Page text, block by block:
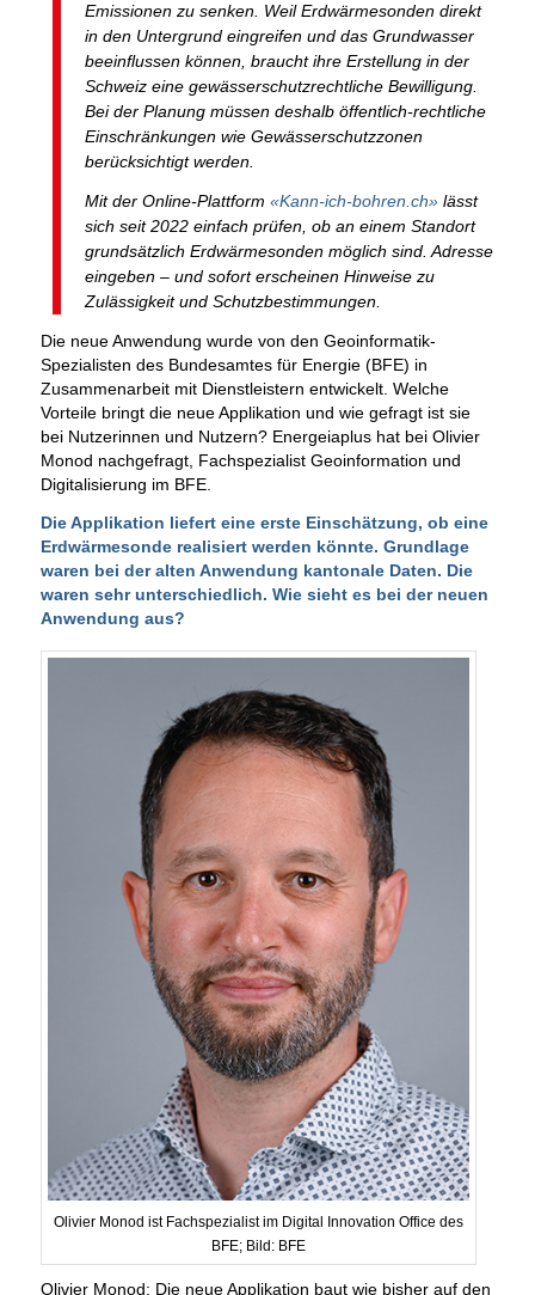
Emissionen zu senken. Weil Erdwärmesonden direkt
in den Untergrund eingreifen und das Grundwasser
beeinflussen können, braucht ihre Erstellung in der
Schweiz eine gewässerschutzrechtliche Bewilligung.
Bei der Planung müssen deshalb öffentlich-rechtliche
Einschränkungen wie Gewässerschutzzonen
berücksichtigt werden.
Mit der Online-Plattform «Kann-ich-bohren.ch»lässt
sich seit 2022 einfach prüfen, ob an einem Standort
grundsätzlich Erdwärmesonden möglich sind. Adresse
eingeben – und sofort erscheinen Hinweise zu
Zulässigkeit und Schutzbestimmungen.
Die neue Anwendung wurde von den Geoinformatik-
Spezialisten des Bundesamtes für Energie (BFE) in
Zusammenarbeit mit Dienstleistern entwickelt. Welche
Vorteile bringt die neue Applikation und wie gefragt ist sie
bei Nutzerinnen und Nutzern? Energeiaplus hat bei Olivier
Monod nachgefragt, Fachspezialist Geoinformation und
Digitalisierung im BFE.
Die Applikation liefert eine erste Einschätzung, ob eine
Erdwärmesonde realisiert werden könnte. Grundlage
waren bei der alten Anwendung kantonale Daten. Die
waren sehr unterschiedlich. Wie sieht es bei der neuen
Anwendung aus?
Olivier Monod ist Fachspezialist im Digital Innovation Office des
BFE; Bild: BFE
Olivier Monod: Die neue Applikation baut wie bisher auf den